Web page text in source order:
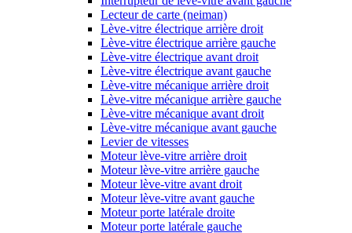
Lecteur de carte (neiman)
Lève-vitre électrique arrière droit
Lève-vitre électrique arrière gauche
Lève-vitre électrique avant droit
Lève-vitre électrique avant gauche
Lève-vitre mécanique arrière droit
Lève-vitre mécanique arrière gauche
Lève-vitre mécanique avant droit
Lève-vitre mécanique avant gauche
Levier de vitesses
Moteur lève-vitre arrière droit
Moteur lève-vitre arrière gauche
Moteur lève-vitre avant droit
Moteur lève-vitre avant gauche
Moteur porte latérale droite
Moteur porte latérale gauche